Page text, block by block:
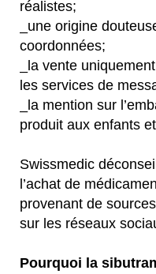
réalistes;
_une origine
coordonnées;
_la vente
les services de
_la mention sur
produit aux enfants
Swissmedic
l’achat de
provenant de
sur les réseaux
Pourquoi la